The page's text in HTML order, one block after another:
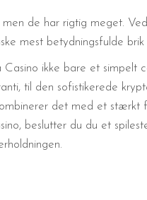
de har rigtig meget.
mest betydningsfulde brik
Casino ikke bare et
til den sofistikerede
det med et stærkt
beslutter du du et